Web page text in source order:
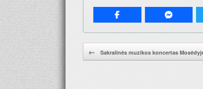
Pranešimo navigacija.
← Sakralinės muzikos koncertas